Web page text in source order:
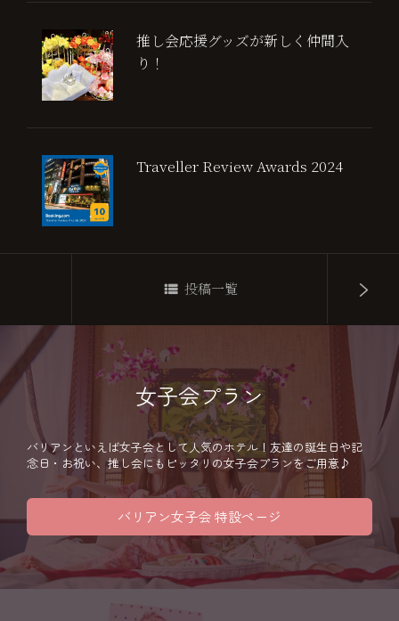
推し会応援グッズが新しく仲間入
り！
Traveller Review Awards 2024
投稿一覧
女子会プラン
バリアンといえば女子会として人気のホテル！友達の誕生日や記
念日・お祝い、推し会にもピッタリの女子会プランをご用意♪
バリアン女子会 特設ページ